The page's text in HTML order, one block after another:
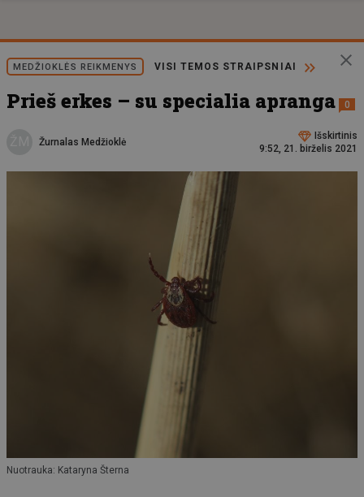
MEDŽIOKLĖS REIKMENYS VISI TEMOS STRAIPSNIAI
Prieš erkes – su specialia apranga 0
Žurnalas Medžioklė
Išskirtinis
9:52, 21. birželis 2021
Nuotrauka: Kataryna Šterna